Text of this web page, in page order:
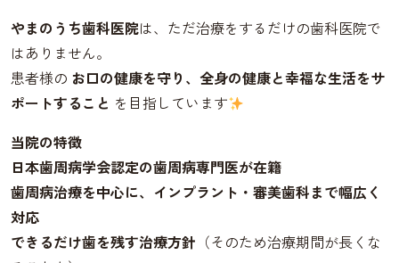
やまのうち歯科医院は、ただ治療をするだけの歯科医院で
はありません。
患者様の お口の健康を守り、全身の健康と幸福な生活をサ
ポートすること を目指しています
当院の特徴
日本歯周病学会認定の歯周病専門医が在籍
歯周病治療を中心に、インプラント・審美歯科まで幅広く
対応
できるだけ歯を残す治療方針 （そのため治療期間が長くな